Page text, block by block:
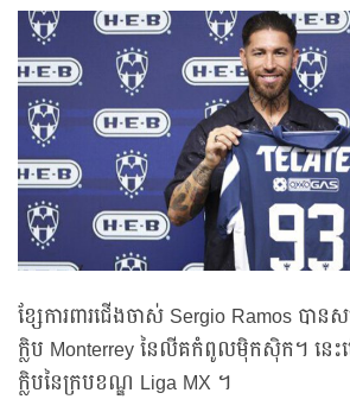
ខ្សែការពារជើងចាស់ Sergio Ramos បា
ក្លិប Monterrey នៃលីគកំពូលម៉ិកស៊ិក។ នេះ
ក្លិបនៃក្របខណ្ឌ Liga MX ។